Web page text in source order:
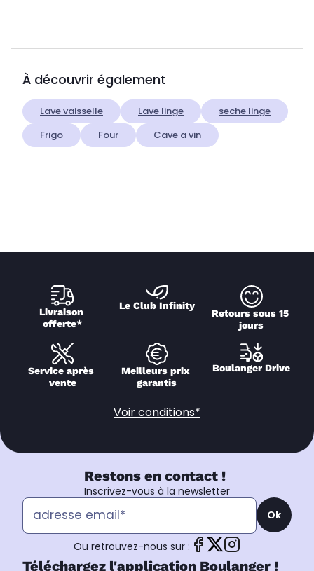
À découvrir également
Lave vaisselle Lave linge
seche linge
Frigo
Four Cave a vin
Livraison
offerte*
Le Club Infinity
Retours sous 15
jours
Service après
vente
Meilleurs prix
garantis
Boulanger Drive
Voir conditions*
Restons en contact !
Inscrivez-vous à la newsletter
Ok
Ou retrouvez-nous sur :
Téléchargez l'application Boulanger !